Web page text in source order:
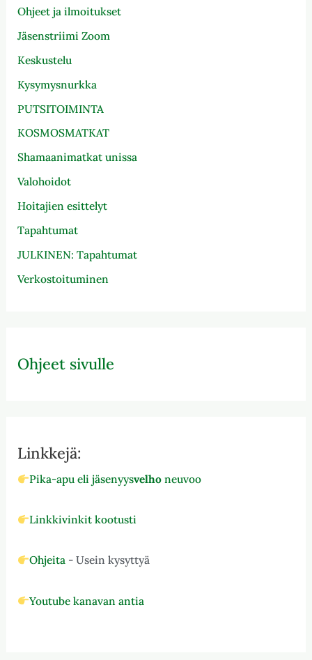
Ohjeet ja ilmoitukset
Jäsenstriimi Zoom
Keskustelu
Kysymysnurkka
PUTSITOIMINTA
KOSMOSMATKAT
Shamaanimatkat unissa
Valohoidot
Hoitajien esittelyt
Tapahtumat
JULKINEN: Tapahtumat
Verkostoituminen
Ohjeet sivulle
Linkkejä:
Pika-apu eli jäsenyysvelho neuvoo
Linkkivinkit kootusti
Ohjeita - Usein kysyttyä
Youtube kanavan antia